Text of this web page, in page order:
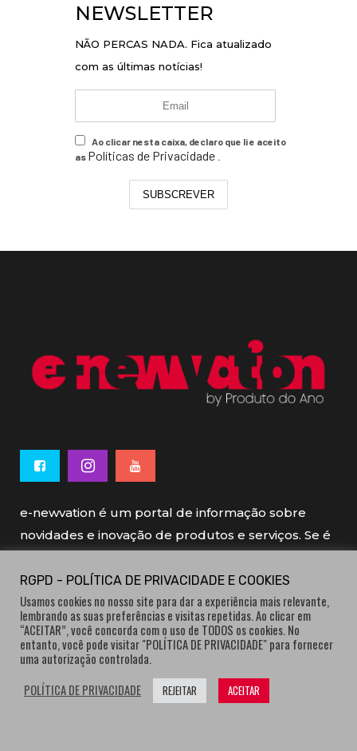
NEWSLETTER
NÃO PERCAS NADA. Fica atualizado
com as últimas notícias!
Ao clicar nesta caixa, declaro que li e aceito
as Políticas de Privacidade
SUBSCREVER
e-newvation é um portal de informação sobre
novidades e inovação de produtos e serviços. Se é
e-newvation tem o patrocínio do “Produto do
Ano”, o prémio de inovação atribuído por
consumidores.
RGPD - POLÍTICA DE PRIVACIDADE E COOKIES
Usamos cookies no nosso site para dar a experiência mais relevante,
lembrando as suas preferências e visitas repetidas. Ao clicar em
“ACEITAR”, você concorda com o uso de TODOS os cookies. No
entanto, você pode visitar "POLÍTICA DE PRIVACIDADE" para fornecer
uma autorização controlada.
POLÍTICA DE PRIVACIDADE
REJEITAR ACEITAR